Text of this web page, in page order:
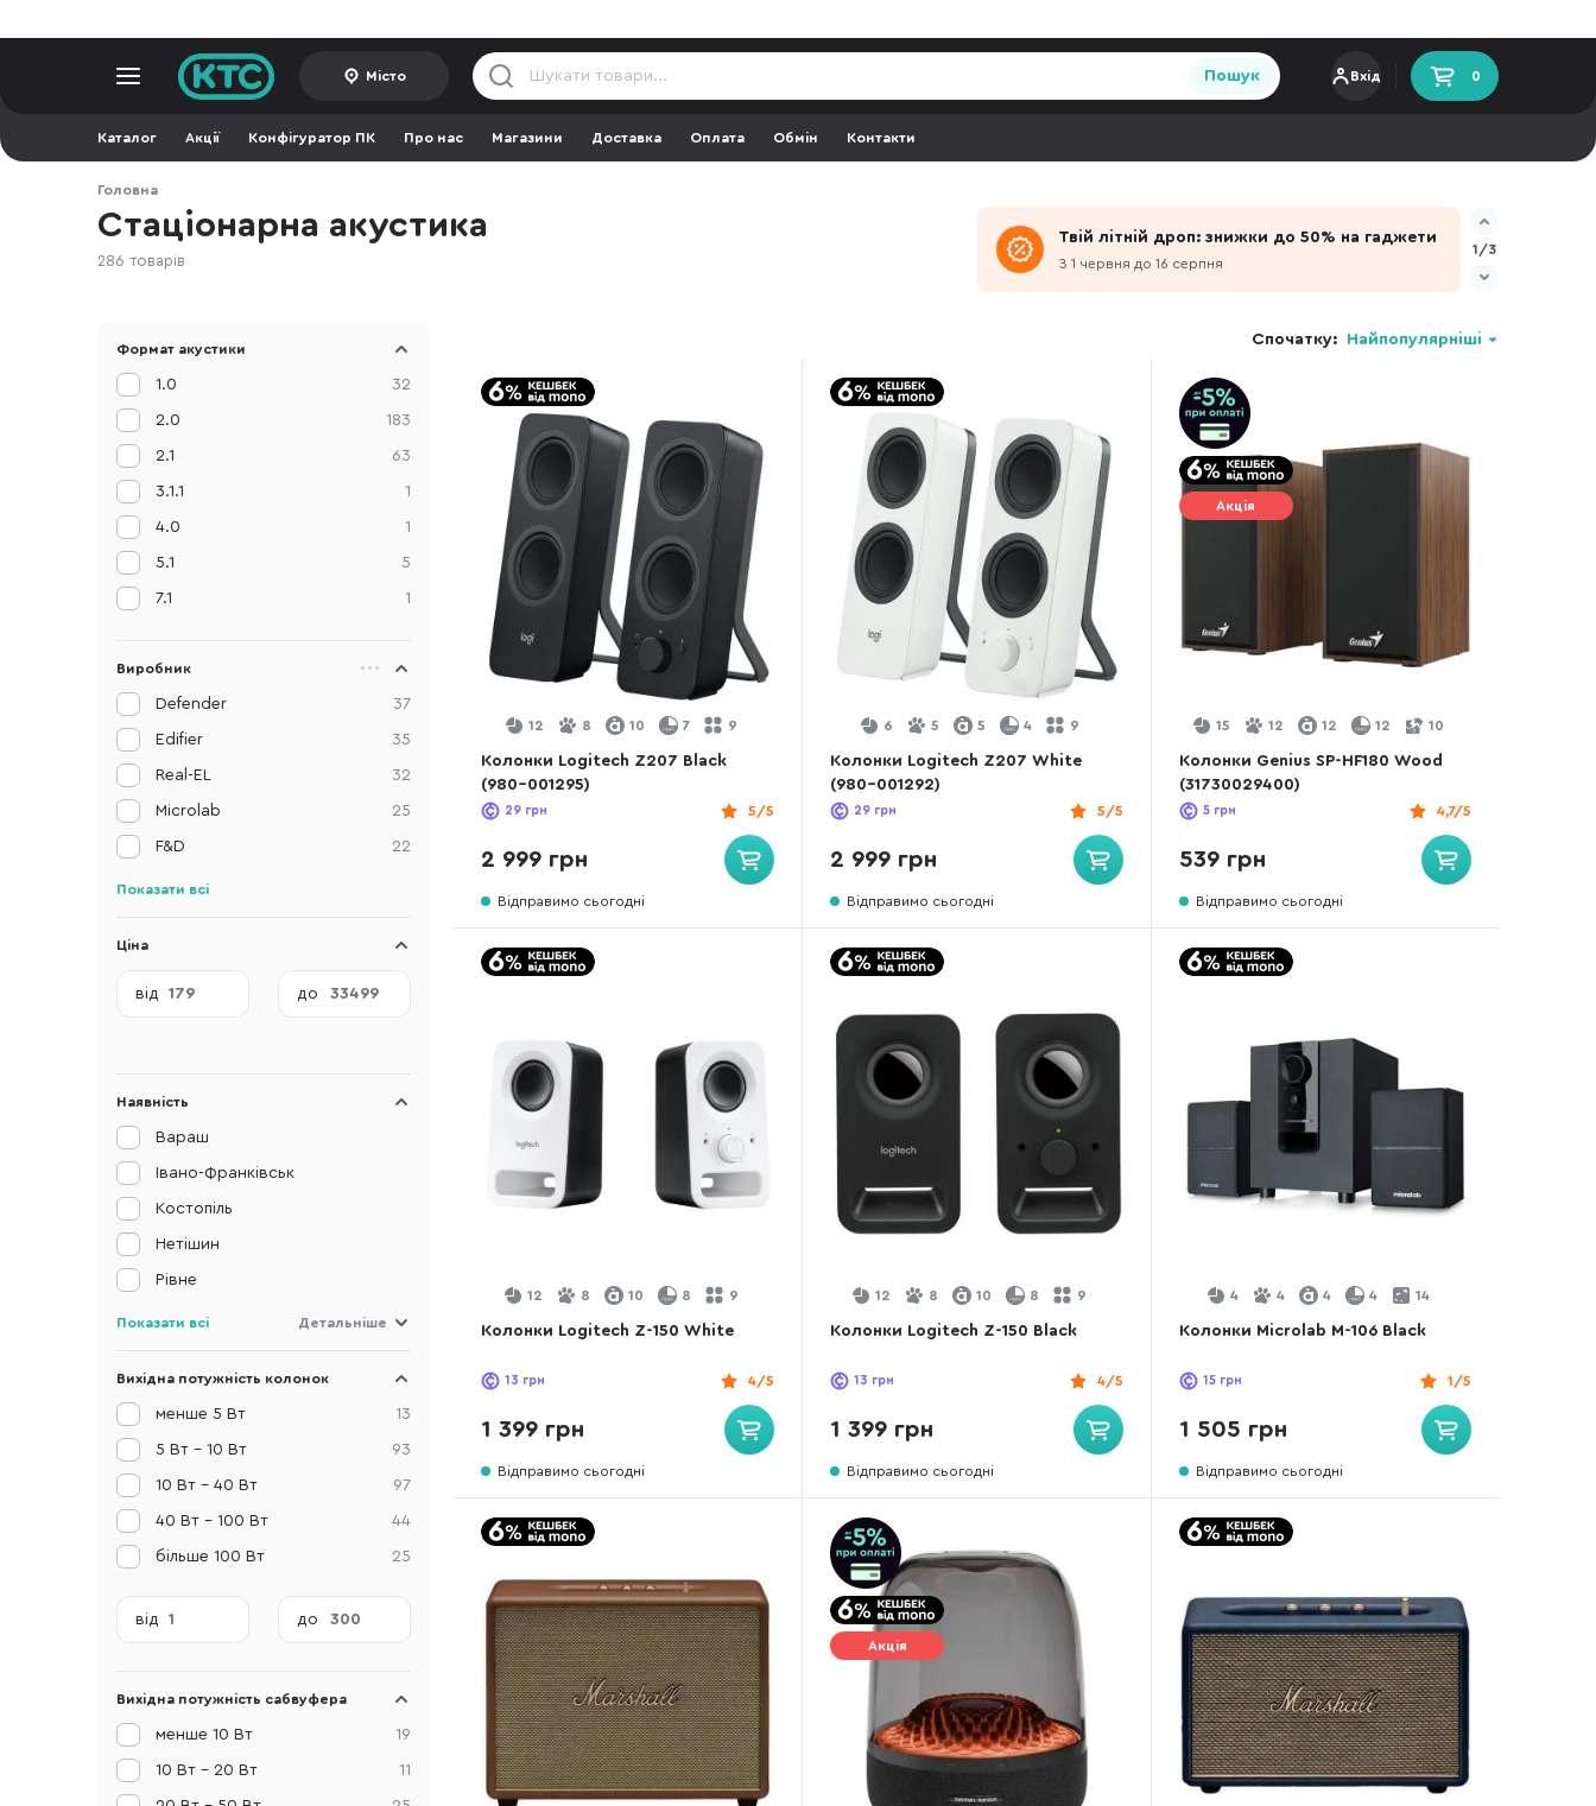
Місто Пошук Вхід 0
Каталог Акції Конфігуратор ПК Про нас Магазини Доставка Оплата Обмін Контакти
Головна
Твій літній дроп: знижки до 50% на гаджети
З 1 червня до 16 серпня
1/3
Стаціонарна акустика
286 товарів
Спочатку: Найпопулярніші
12 8 10 7 9
Колонки Logitech Z207 Black
(980-001295)
5/5
29 грн
2 999 грн
Відправимо сьогодні
6 5 5 4 9
Колонки Logitech Z207 White
(980-001292)
5/5
29 грн
2 999 грн
Відправимо сьогодні
Акція
15 12 12 12 10
Колонки Genius SP-HF180 Wood
(31730029400)
4,7/5
5грн
539 грн
Відправимо сьогодні
12 8 10 8 9
Колонки Logitech Z-150 White
4/5
13 грн
1 399 грн
Відправимо сьогодні
12 8 10 8 9
Колонки Logitech Z-150 Black
4/5
13 грн
1 399 грн
Відправимо сьогодні
4 4 4 4 14
Колонки Microlab M-106 Black
1/5
15грн
1 505 грн
Відправимо сьогодні
Акція
Формат акустики
32
1.0
183
2.0
63
2.1
1
3.1.1
1
4.0
5
5.1
1
7.1
Виробник
37
Defender
35
Edifier
32
Real-EL
25
Microlab
22
F&D
Показати всі
Ціна
від до
Наявність
Вараш
Івано-Франківськ
Костопіль
Нетішин
Рівне
Показати всі Детальніше
Вихідна потужність колонок
13
менше 5 Вт
93
5 Вт - 10 Вт
97
10 Вт - 40 Вт
44
40 Вт - 100 Вт
25
більше 100 Вт
від до
Вихідна потужність сабвуфера
19
менше 10 Вт
11
10 Вт - 20 Вт